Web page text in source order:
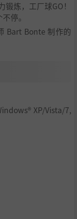
炼，工厂球GO！
停。
Bart Bonte 制作的
XP/Vista/7,